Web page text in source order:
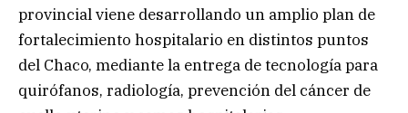
provincial viene desarrollando un amplio plan de
fortalecimiento hospitalario en distintos puntos
del Chaco, mediante la entrega de tecnología para
quirófanos, radiología, prevención del cáncer de